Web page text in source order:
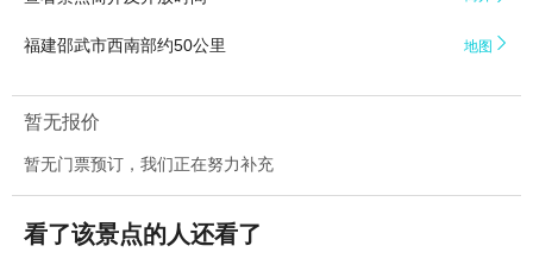
福建邵武市西南部约50公里 地图 
暂无报价
暂无门票预订，我们正在努力补充
看了该景点的人还看了